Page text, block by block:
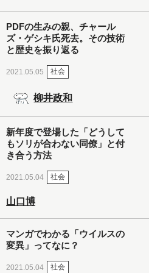
PDFの生みの親、チャール
ズ・ゲシキ氏死去。その技術
と歴史を振り返る
2021.05.05 社会
柳井政和
新年度で登場した「どうして
もソリが合わない同僚」と付
き合う方法
2021.05.04 社会
山口博
マンガでわかる「ウイルスの
変異」ってなに？
2021.05.04 社会